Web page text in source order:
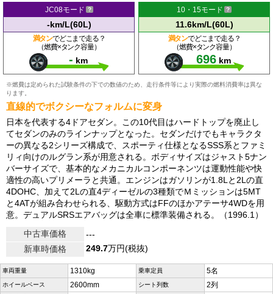
JC08モード
-km/L(60L)
満タンでどこまで走る？
（燃費×タンク容量）
- km
10・15モード
11.6km/L(60L)
満タンでどこまで走る？
（燃費×タンク容量）
696 km
※燃費は定められた試験条件の下での数値のため、走行条件等により実際の燃料消費率は異な
ります。
直線的でボクシーなフォルムに変身
日本を代表する4ドアセダン。この10代目はハードトップを廃止し
てセダンのみのラインナップとなった。セダンだけでもキャラクタ
ーの異なる2シリーズ構成で、スポーティ仕様となるSSS系とファミ
リィ向けのルグラン系が用意される。ボディサイズはジャスト5ナン
バーサイズで、基本的なメカニカルコンポーネンツは運動性能や快
適性の高いプリメーラと共通。エンジンはガソリンが1.8Lと2Lの直
4DOHC、加えて2Lの直4ディーゼルの3種類でＭミッションは5MT
と4ATが組み合わせられる、駆動方式はFFのほかアテーサ4WDを用
意。デュアルSRSエアバッグは全車に標準装備される。（1996.1）
中古車価格
---
新車時価格
249.7万円(税抜)
車両重量 1310kg 乗車定員 5名
ホイールベース 2600mm シート列数 2列